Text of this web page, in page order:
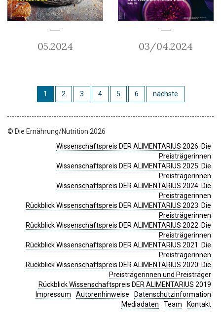
05.2024 03/04.2024
1 2 3 4 5 6 nächste
© Die Ernährung/Nutrition 2026
Wissenschaftspreis DER ALIMENTARIUS 2026: Die
Preisträgerinnen
Wissenschaftspreis DER ALIMENTARIUS 2025: Die
Preisträgerinnen
Wissenschaftspreis DER ALIMENTARIUS 2024: Die
Preisträgerinnen
Rückblick Wissenschaftspreis DER ALIMENTARIUS 2023: Die
Preisträgerinnen
Rückblick Wissenschaftspreis DER ALIMENTARIUS 2022: Die
Preisträgerinnen
Rückblick Wissenschaftspreis DER ALIMENTARIUS 2021: Die
Preisträgerinnen
Rückblick Wissenschaftspreis DER ALIMENTARIUS 2020: Die
Preisträgerinnen und Preisträger
Rückblick Wissenschaftspreis DER ALIMENTARIUS 2019
Impressum
Autorenhinweise
Datenschutzinformation
Mediadaten
Team Kontakt